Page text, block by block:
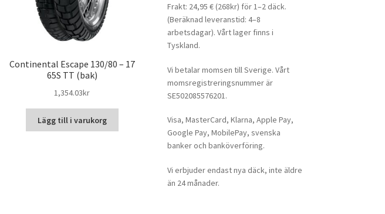
Continental Escape 130/80 – 17
65S TT (bak)
1,354.03kr
Lägg till i varukorg
Frakt: 24,95 € (268kr) för 1–2 däck.
(Beräknad leveranstid: 4–8
arbetsdagar). Vårt lager finns i
Tyskland.
Vi betalar momsen till Sverige. Vårt
momsregistreringsnummer är
SE502085576201.
Visa, MasterCard, Klarna, Apple Pay,
Google Pay, MobilePay, svenska
banker och banköverföring.
Vi erbjuder endast nya däck, inte äldre
än 24 månader.